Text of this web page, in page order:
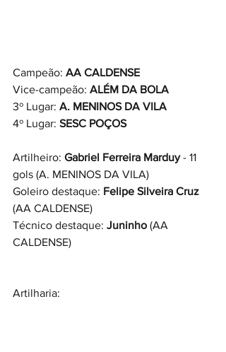
Campeão: AA CALDENSE
Vice-campeão: ALÉM DA BOLA
3º Lugar: A. MENINOS DA VILA
4º Lugar: SESC POÇOS
Artilheiro: Gabriel Ferreira Marduy - 11
gols (A. MENINOS DA VILA)
Goleiro destaque: Felipe Silveira Cruz
(AA CALDENSE)
Técnico destaque: Juninho (AA
CALDENSE)
Artilharia: